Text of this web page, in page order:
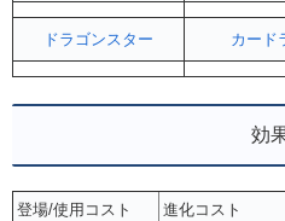
ドラゴンスター カード
効
登場/使用コスト 進化コスト